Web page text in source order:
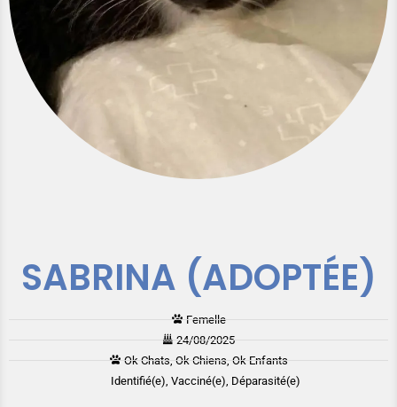
SABRINA (ADOPTÉE)
Femelle
24/08/2025
Ok Chats, Ok Chiens, Ok Enfants
Identifié(e), Vacciné(e), Déparasité(e)